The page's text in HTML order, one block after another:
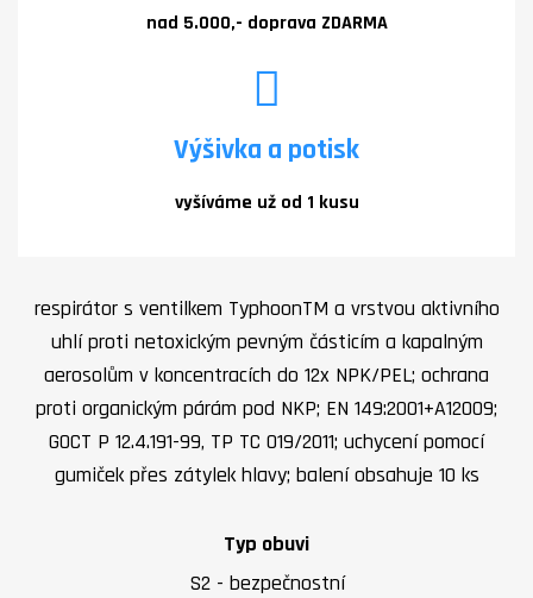
nad 5.000,- doprava ZDARMA
Výšivka a potisk
vyšíváme už od 1 kusu
respirátor s ventilkem TyphoonTM a vrstvou aktivního
uhlí proti netoxickým pevným částicím a kapalným
aerosolům v koncentracích do 12x NPK/PEL; ochrana
proti organickým párám pod NKP; EN 149:2001+A12009;
GOCT P 12.4.191-99, TP TC 019/2011; uchycení pomocí
gumiček přes zátylek hlavy; balení obsahuje 10 ks
Typ obuvi
S2 - bezpečnostní